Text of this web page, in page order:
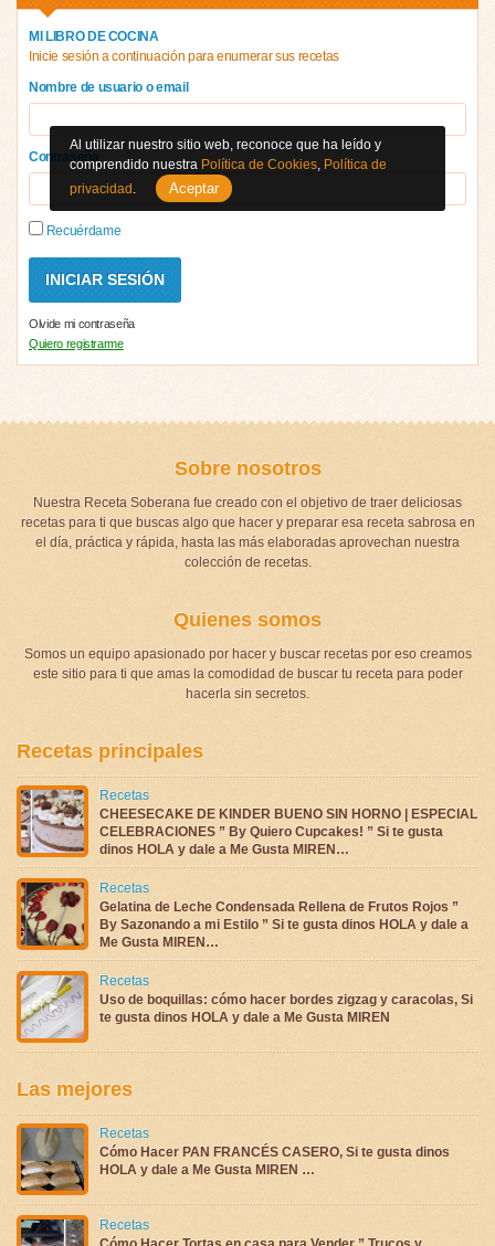
MI LIBRO DE COCINA
Inicie sesión a continuación para enumerar sus recetas
Nombre de usuario o email
Contraseña
Recuérdame
Olvide mi contraseña
Quiero registrarme
Sobre nosotros
Nuestra Receta Soberana fue creado con el objetivo de traer deliciosas
recetas para ti que buscas algo que hacer y preparar esa receta sabrosa en
el día, práctica y rápida, hasta las más elaboradas aprovechan nuestra
colección de recetas.
Quienes somos
Somos un equipo apasionado por hacer y buscar recetas por eso creamos
este sitio para ti que amas la comodidad de buscar tu receta para poder
hacerla sin secretos.
Recetas principales
Recetas
CHEESECAKE DE KINDER BUENO SIN HORNO | ESPECIAL
CELEBRACIONES ” By Quiero Cupcakes! ” Si te gusta
dinos HOLA y dale a Me Gusta MIREN…
Recetas
Gelatina de Leche Condensada Rellena de Frutos Rojos ”
By Sazonando a mi Estilo ” Si te gusta dinos HOLA y dale a
Me Gusta MIREN…
Recetas
Uso de boquillas: cómo hacer bordes zigzag y caracolas, Si
te gusta dinos HOLA y dale a Me Gusta MIREN
Las mejores
Recetas
Cómo Hacer PAN FRANCÉS CASERO, Si te gusta dinos
HOLA y dale a Me Gusta MIREN …
Recetas
Al utilizar nuestro sitio web, reconoce que ha leído y
comprendido nuestra Política de Cookies, Política de
privacidad . Aceptar